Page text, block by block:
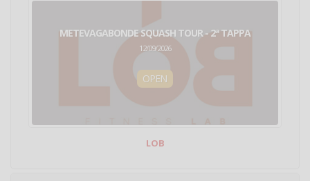
METEVAGABONDE SQUASH TOUR - 2ª TAPPA
12/09/2026
OPEN
LOB